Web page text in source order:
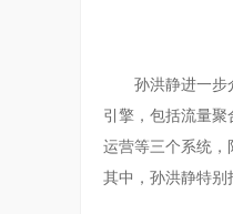
孙洪静进一步
引擎，包括流量
运营等三个系统，
其中，孙洪静特别